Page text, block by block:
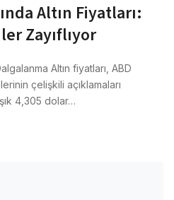
Altın Fiyatları:
Zayıflıyor
Altın fiyatları, ABD
çelişkili açıklamaları
4,305 dolar…